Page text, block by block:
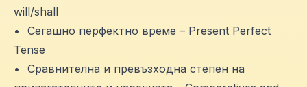
will/shall
•
Сегашно перфектно време – Present Perfect
Tense
•
Сравнителна и превъзходна степен на